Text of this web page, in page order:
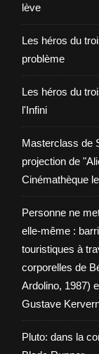
lève
Les héros du
problème
Les héros du
l'Infini
Masterclass de
projection de
Cinémathèque
Personne ne
elle-même :
touristiques à
corporelles de
Ardolino, 1987)
Gustave
Pluto: dans la